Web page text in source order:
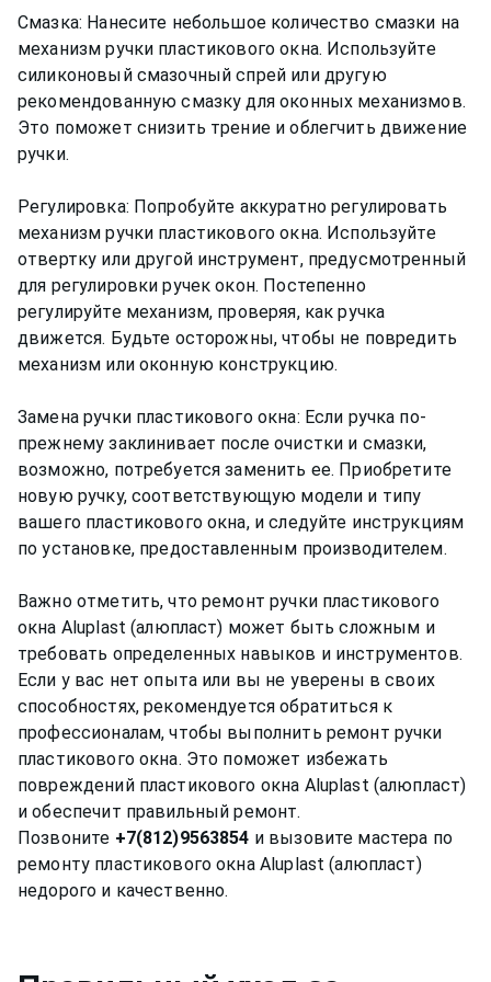
Смазка: Нанесите небольшое количество смазки на
механизм ручки пластикового окна. Используйте
силиконовый смазочный спрей или другую
рекомендованную смазку для оконных механизмов.
Это поможет снизить трение и облегчить движение
ручки.
Регулировка: Попробуйте аккуратно регулировать
механизм ручки пластикового окна. Используйте
отвертку или другой инструмент, предусмотренный
для регулировки ручек окон. Постепенно
регулируйте механизм, проверяя, как ручка
движется. Будьте осторожны, чтобы не повредить
механизм или оконную конструкцию.
Замена ручки пластикового окна: Если ручка по-
прежнему заклинивает после очистки и смазки,
возможно, потребуется заменить ее. Приобретите
новую ручку, соответствующую модели и типу
вашего пластикового окна, и следуйте инструкциям
по установке, предоставленным производителем.
Важно отметить, что ремонт ручки пластикового
окна Aluplast (алюпласт) может быть сложным и
требовать определенных навыков и инструментов.
Если у вас нет опыта или вы не уверены в своих
способностях, рекомендуется обратиться к
профессионалам, чтобы выполнить ремонт ручки
пластикового окна. Это поможет избежать
повреждений пластикового окна Aluplast (алюпласт)
и обеспечит правильный ремонт.
Позвоните +7(812)9563854 и вызовите мастера по
ремонту пластикового окна Aluplast (алюпласт)